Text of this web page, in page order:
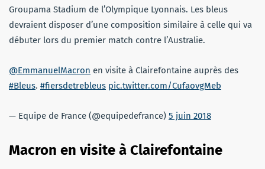
Groupama Stadium de l’Olympique Lyonnais. Les bleus
devraient disposer d’une composition similaire à celle qui va
débuter lors du premier match contre l’Australie.
@EmmanuelMacron en visite à Clairefontaine auprès des
#Bleus. #fiersdetrebleus pic.twitter.com/CufaovgMeb
— Equipe de France (@equipedefrance) 5 juin 2018
Macron en visite à Clairefontaine